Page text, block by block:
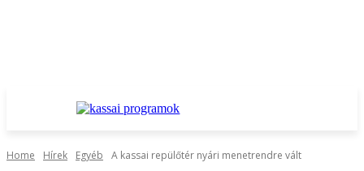
Home Hírek Egyéb A kassai repülőtér nyári menetrendre vált